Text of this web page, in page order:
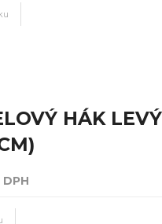
HÁK LEVÝ
DPH